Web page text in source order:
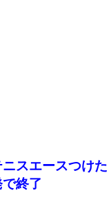
スエースつけた
終了